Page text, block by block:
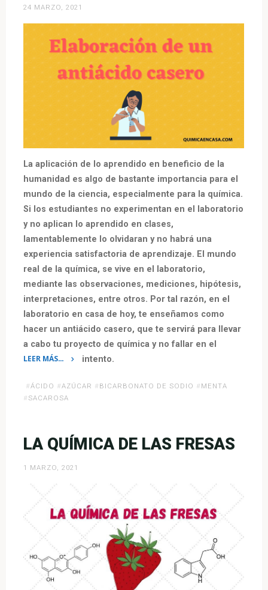
24 MARZO, 2021
La aplicación de lo aprendido en beneficio de la
humanidad es algo de bastante importancia para el
mundo de la ciencia, especialmente para la química.
Si los estudiantes no experimentan en el laboratorio
y no aplican lo aprendido en clases,
lamentablemente lo olvidaran y no habrá una
experiencia satisfactoria de aprendizaje. El mundo
real de la química, se vive en el laboratorio,
mediante las observaciones, mediciones, hipótesis,
interpretaciones, entre otros. Por tal razón, en el
laboratorio en casa de hoy, te enseñamos como
hacer un antiácido casero, que te servirá para llevar
a cabo tu proyecto de química y no fallar en el
intento.
LEER MÁS…
de
un
# ÁCIDO # AZÚCAR # BICARBONATO DE SODIO # MENTA
# SACAROSA
LA QUÍMICA DE LAS FRESAS
1 MARZO, 2021